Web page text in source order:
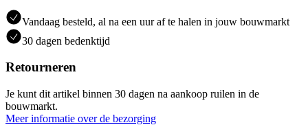
Vandaag besteld, al na een uur af te halen in jouw bouwmarkt
30 dagen bedenktijd
Retourneren
Je kunt dit artikel binnen 30 dagen na aankoop ruilen in de
bouwmarkt.
Meer informatie over de bezorging